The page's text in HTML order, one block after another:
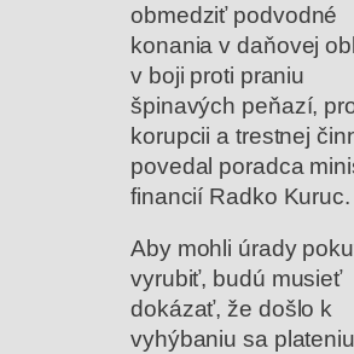
obmedziť podvodné
konania v daňovej
v boji proti praniu
špinavých peňazí,
korupcii a trestnej
povedal poradca
financií Radko Kuruc.
Aby mohli úrady
vyrubiť, budú musieť
dokázať, že došlo k
vyhýbaniu sa plateniu